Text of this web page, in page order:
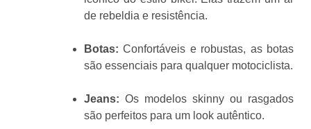
de rebeldia e resistência.
Botas: Confortáveis e robustas, as botas
são essenciais para qualquer motociclista.
Jeans: Os modelos skinny ou rasgados
são perfeitos para um look autêntico.